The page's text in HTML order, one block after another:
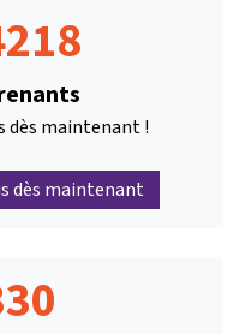
dès maintenant !
dès maintenant